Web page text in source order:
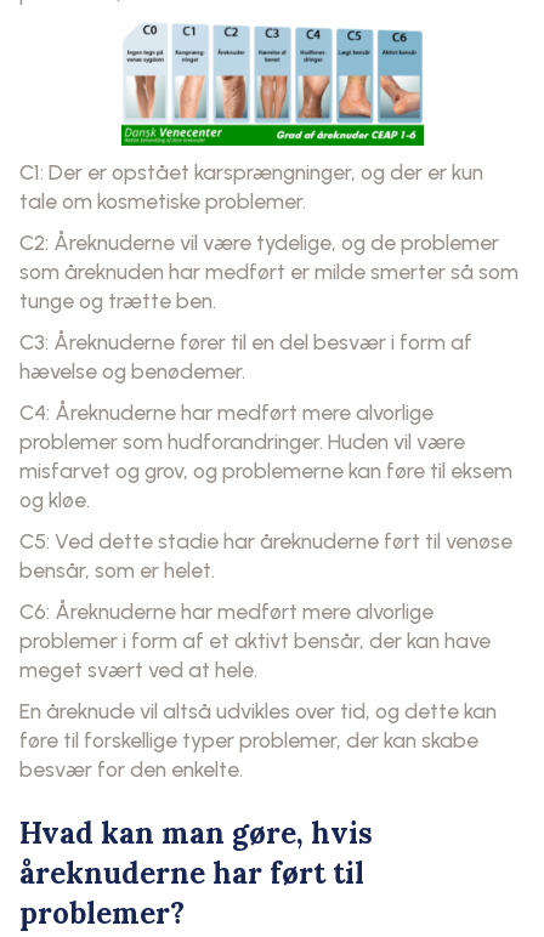
C1: Der er opstået karsprængninger, og der er kun
tale om kosmetiske problemer.
C2: Åreknuderne vil være tydelige, og de problemer
som åreknuden har medført er milde smerter så som
tunge og trætte ben.
C3: Åreknuderne fører til en del besvær i form af
hævelse og benødemer.
C4: Åreknuderne har medført mere alvorlige
problemer som hudforandringer. Huden vil være
misfarvet og grov, og problemerne kan føre til eksem
og kløe.
C5: Ved dette stadie har åreknuderne ført til venøse
bensår, som er helet.
C6: Åreknuderne har medført mere alvorlige
problemer i form af et aktivt bensår, der kan have
meget svært ved at hele.
En åreknude vil altså udvikles over tid, og dette kan
føre til forskellige typer problemer, der kan skabe
besvær for den enkelte.
Hvad kan man gøre, hvis
åreknuderne har ført til
problemer?